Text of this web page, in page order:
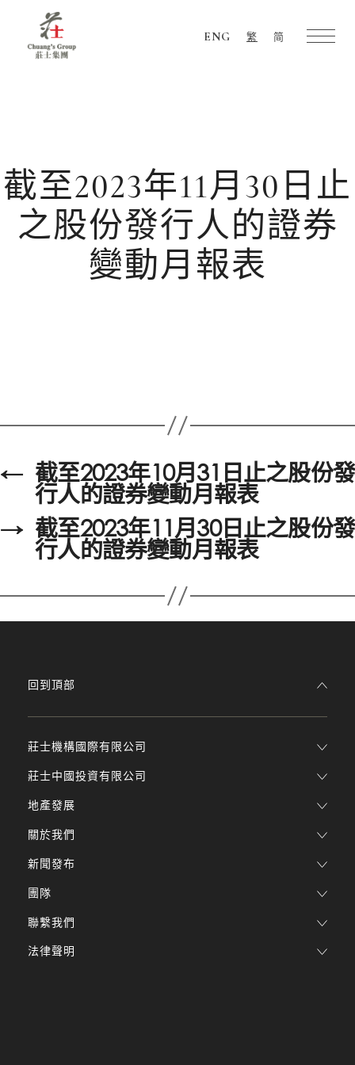
ENG 繁 简
截至2023年11月30日止
之股份發行人的證券
變動月報表
← 截至2023年10月31日止之股份發
行人的證券變動月報表
→ 截至2023年11月30日止之股份發
行人的證券變動月報表
莊士機構國際有限公司
莊士中國投資有限公司
地產發展
關於我們
新聞發布
團隊
回到頂部
聯繫我們
法律聲明